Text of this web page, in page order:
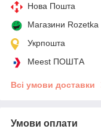
Нова Пошта
Магазини Rozetka
Укрпошта
Meest ПОШТА
Всі умови доставки
Умови оплати